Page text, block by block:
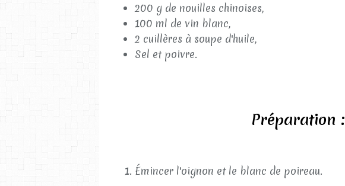
200 g de nouilles chinoises,
100 ml de vin blanc,
2 cuillères à soupe d'huile,
Sel et poivre.
Préparation :
Émincer l'oignon et le blanc de poireau.